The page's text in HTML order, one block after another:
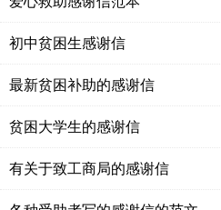
初中贫困生感谢信
最新贫困补助的感谢信
贫困大学生的感谢信
有关于致工商局的感谢信